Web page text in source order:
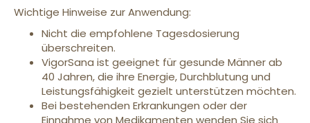
Wichtige Hinweise zur Anwendung:
Nicht die empfohlene Tagesdosierung
überschreiten.
VigorSana ist geeignet für gesunde Männer ab
40 Jahren, die ihre Energie, Durchblutung und
Leistungsfähigkeit gezielt unterstützen möchten.
Bei bestehenden Erkrankungen oder der
Einnahme von Medikamenten wenden Sie sich